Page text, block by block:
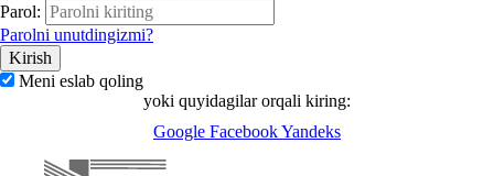
Parol:
Parolni unutdingizmi?
Meni eslab qoling
yoki quyidagilar orqali kiring:
Google FacebookYandeks